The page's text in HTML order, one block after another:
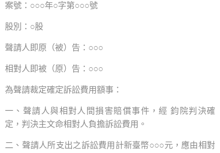
案號：○○○年○字第○○○號
股別：○股
聲請人即原（被）告：○○○
相對人即被（原）告：○○○
為聲請裁定確定訴訟費用額事：
一、聲請人與相對人間損害賠償事件，經 鈞院判決確
定，判決主文命相對人負擔訴訟費用。
二、聲請人所支出之訴訟費用計新臺幣○○○元，應由相對